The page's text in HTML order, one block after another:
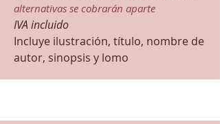
alternativas se cobrarán aparte
IVA incluido
Incluye ilustración, título, nombre de
autor, sinopsis y lomo